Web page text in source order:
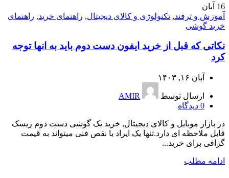
16 آبان
آموزش و ترفند, تکنولوژی و کالای دیجیتال, راهنمای خرید, راهنمای
خرید گوشی
نکاتی که قبل از خرید ایفون دست دوم باید به انها توجه
کرد
آبان ۱۶, ۱۴۰۳
ارسال توسط
AMIR
0 دیدگاه
در بازار موبایل و کالای دیجیتال, خرید یک گوشی دست دوم ریسک
قابل ملاحظه ای دارد.تنها یک ایراد یا نقص فنی میتواند به قیمت
گزافی برای خرید...
ادامه مطلب